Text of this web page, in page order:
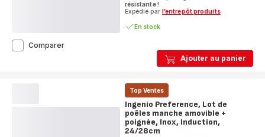
Ajouter au panier
résistante !
Expédié par l’entrepôt produits
En stock
ComparerIngenio
Top Ventes
Ingenio Preference, Lot de
poêles manche amovible +
poignée, Inox, Induction,
24/28cm
Note